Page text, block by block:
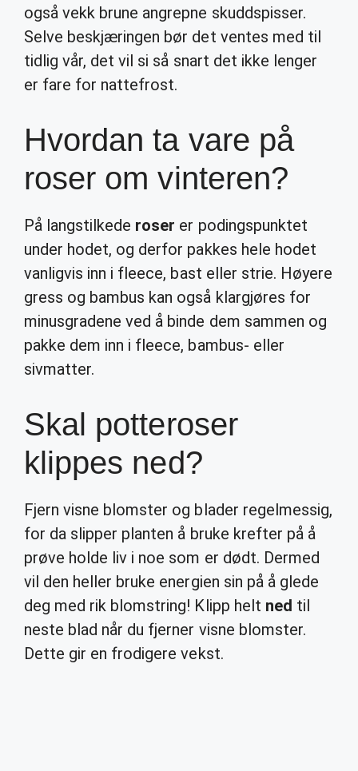
også vekk brune angrepne skuddspisser.
Selve beskjæringen bør det ventes med til
tidlig vår, det vil si så snart det ikke lenger
er fare for nattefrost.
Hvordan ta vare på
roser om vinteren?
På langstilkede roser er podingspunktet
under hodet, og derfor pakkes hele hodet
vanligvis inn i fleece, bast eller strie. Høyere
gress og bambus kan også klargjøres for
minusgradene ved å binde dem sammen og
pakke dem inn i fleece, bambus- eller
sivmatter.
Skal potteroser
klippes ned?
Fjern visne blomster og blader regelmessig,
for da slipper planten å bruke krefter på å
prøve holde liv i noe som er dødt. Dermed
vil den heller bruke energien sin på å glede
deg med rik blomstring! Klipp helt ned til
neste blad når du fjerner visne blomster.
Dette gir en frodigere vekst.